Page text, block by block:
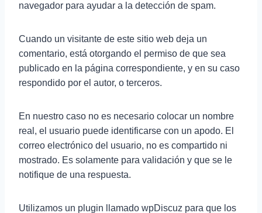
navegador para ayudar a la detección de spam.
Cuando un visitante de este sitio web deja un
comentario, está otorgando el permiso de que sea
publicado en la página correspondiente, y en su caso
respondido por el autor, o terceros.
En nuestro caso no es necesario colocar un nombre
real, el usuario puede identificarse con un apodo. El
correo electrónico del usuario, no es compartido ni
mostrado. Es solamente para validación y que se le
notifique de una respuesta.
Utilizamos un plugin llamado wpDiscuz para que los